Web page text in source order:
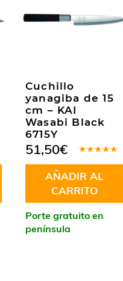
Cuchillo
yanagiba de 15
cm – KAI
Wasabi Black
6715Y
en5.00de
5
51,50€
AÑADIR AL
CARRITO
Porte gratuito en
península